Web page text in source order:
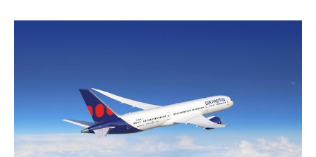
b
t
o
i